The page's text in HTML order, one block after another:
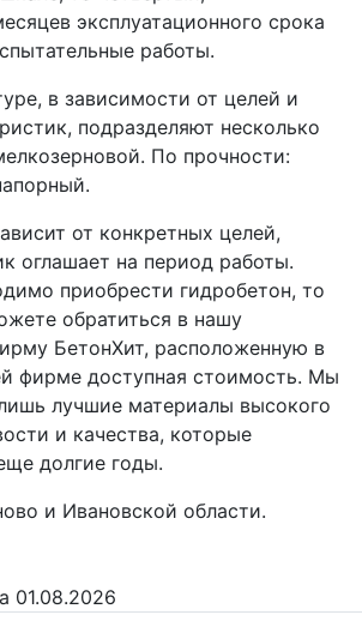
эксплуатационного срока
работы.
в зависимости от целей и
подразделяют несколько
По прочности:
от конкретных целей,
оглашает на период работы.
приобрести гидробетон, то
обратиться в нашу
БетонХит, расположенную в
фирме доступная стоимость. Мы
лучшие материалы высокого
и качества, которые
долгие годы.
и Ивановской области.
01.08.2026